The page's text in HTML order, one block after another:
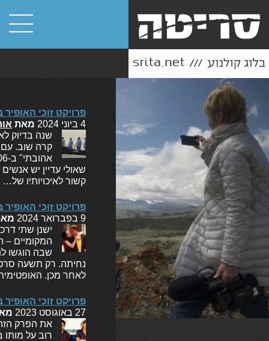
פרויקט זוכי האופיר בפרס
4 ביוני 2024
מאת
שנה בדיוק
קרה שוב. עם
שאולי עדיין יש
קשור לאיכויותיו של…
פרויקט זוכי האופיר בפרס
9 בפברואר 2024
המקומיים –
נחיתה. רק תשעה
לאחר מכן.
פרויקט זוכי האופיר
27 באוגוסט 2023
את הפרק